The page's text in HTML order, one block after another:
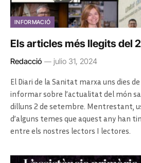
INFORMACIÓ
Els articles més llegits del
Redacció julio 31, 2024
El Diari de la Sanitat marxa uns dies
informar sobre l’actualitat del món
dilluns 2 de setembre. Mentrestant,
d’alguns temes que aquest any han
entre els nostres lectors I lectores.